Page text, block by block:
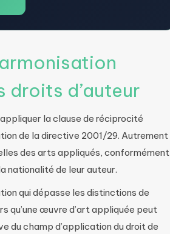
d’auteur
la clause de réciprocité
de la directive 2001/29. Autrement
des arts appliqués, conformément
nationalité de leur auteur.
qui dépasse les distinctions de
qu’une œuvre d’art appliquée peut
du champ d’application du droit de